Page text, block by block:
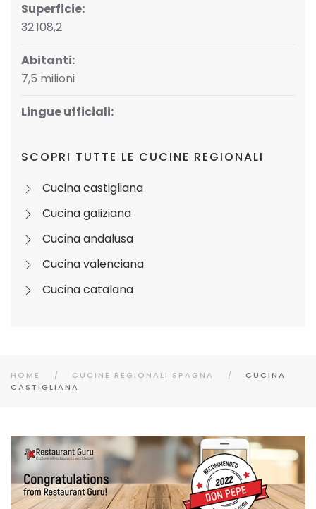
Superficie:
32.108,2
Abitanti:
7,5 milioni
Lingue ufficiali:
SCOPRI TUTTE LE CUCINE REGIONALI
Cucina castigliana
Cucina galiziana
Cucina andalusa
Cucina valenciana
Cucina catalana
HOME CUCINE REGIONALI SPAGNA
CUCINA
CASTIGLIANA